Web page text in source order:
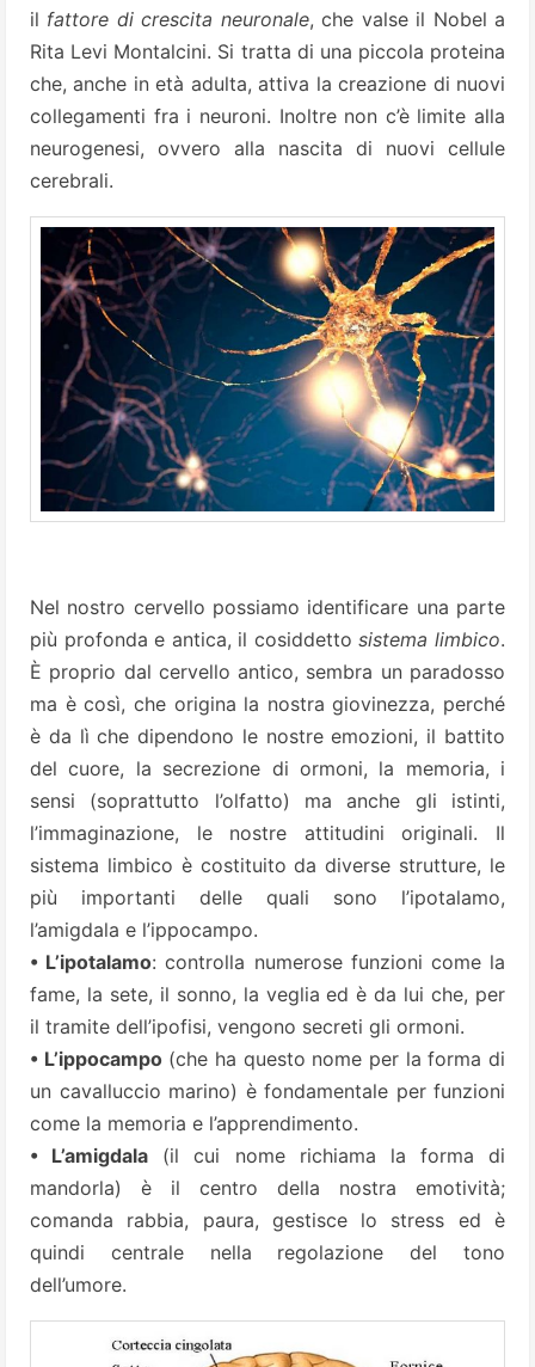
il fattore di crescita neuronale, che valse il Nobel a
Rita Levi Montalcini. Si tratta di una piccola proteina
che, anche in età adulta, attiva la creazione di nuovi
collegamenti fra i neuroni. Inoltre non c’è limite alla
neurogenesi, ovvero alla nascita di nuovi cellule
cerebrali.
Nel nostro cervello possiamo identificare una parte
più profonda e antica, il cosiddettosistema limbico.
È proprio dal cervello antico, sembra un paradosso
ma è così, che origina la nostra giovinezza, perché
è da lì che dipendono le nostre emozioni, il battito
del cuore, la secrezione di ormoni, la memoria, i
sensi (soprattutto l’olfatto) ma anche gli istinti,
l’immaginazione, le nostre attitudini originali. Il
sistema limbico è costituito da diverse strutture, le
più importanti delle quali sono l’ipotalamo,
l’amigdala e l’ippocampo.
• L’ipotalamo: controlla numerose funzioni come la
fame, la sete, il sonno, la veglia ed è da lui che, per
il tramite dell’ipofisi, vengono secreti gli ormoni.
• L’ippocampo(che ha questo nome per la forma di
un cavalluccio marino) è fondamentale per funzioni
come la memoria e l’apprendimento.
• L’amigdala (il cui nome richiama la forma di
mandorla) è il centro della nostra emotività;
comanda rabbia, paura, gestisce lo stress ed è
quindi centrale nella regolazione del tono
dell’umore.